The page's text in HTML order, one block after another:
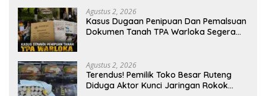
Agustus 2, 2026
Kasus Dugaan Penipuan Dan Pemalsuan
Dokumen Tanah TPA Warloka Segera
Memasuki Fase Krusial
Agustus 2, 2026
Terendus! Pemilik Toko Besar Ruteng
Diduga Aktor Kunci Jaringan Rokok